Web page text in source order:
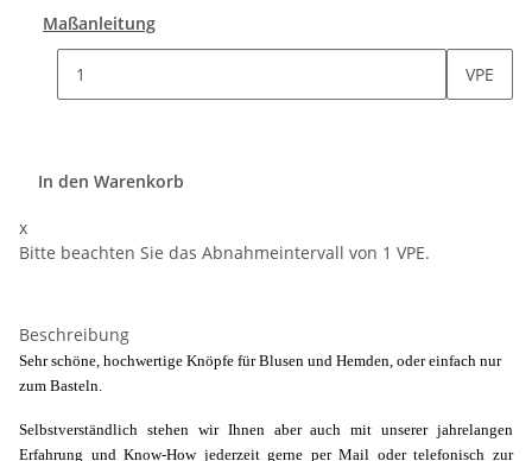
Maßanleitung
VPE
In den Warenkorb
x
Bitte beachten Sie das Abnahmeintervall von 1 VPE.
Beschreibung
Sehr schöne, hochwertige Knöpfe für Blusen und Hemden, oder einfach nur
zum Basteln.
Selbstverständlich stehen wir Ihnen aber auch mit unserer jahrelangen
Erfahrung und Know-How jederzeit gerne per Mail oder telefonisch zur